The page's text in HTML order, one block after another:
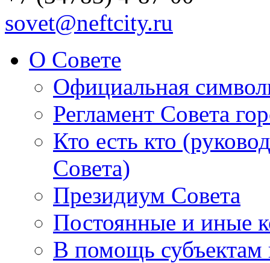
sovet@neftcity.ru
О Совете
Официальная
Регламент Совета
Кто есть кто
Совета)
Президиум Совета
Постоянные и иные
В помощь субъектам